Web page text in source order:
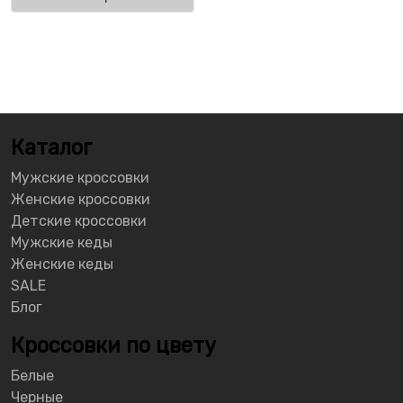
Каталог
Мужские кроссовки
Женские кроссовки
Детские кроссовки
Мужские кеды
Женские кеды
SALE
Блог
Кроссовки по цвету
Белые
Черные